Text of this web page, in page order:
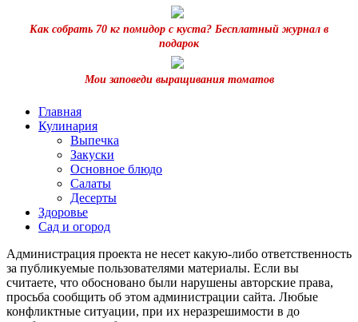
Как собрать 70 кг помидор с куста? Бесплатный журнал в
подарок
Мои заповеди выращивания томатов
Главная
Кулинария
Выпечка
Закуски
Основное блюдо
Салаты
Десерты
Здоровье
Сад и огород
Администрация проекта не несет какую-либо ответственность
за публикуемые пользователями материалы. Если вы
считаете, что обосновано были нарушены авторские права,
просьба сообщить об этом администрации сайта. Любые
конфликтные ситуации, при их неразрешимости в до